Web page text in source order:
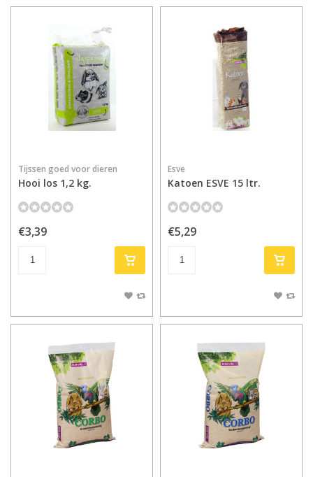
Tijssen goed voor dieren
Hooi los 1,2 kg.
€3,39
Esve
Katoen ESVE 15 ltr.
€5,29